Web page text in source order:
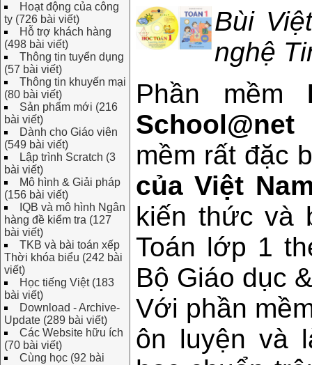
Hoạt động của công
ty (726 bài viết)
Hỗ trợ khách hàng
(498 bài viết)
Thông tin tuyển dụng
(57 bài viết)
Thông tin khuyến mại
(80 bài viết)
Sản phẩm mới (216
bài viết)
Dành cho Giáo viên
(549 bài viết)
Lập trình Scratch (3
bài viết)
Mô hình & Giải pháp
(156 bài viết)
IQB và mô hình Ngân
hàng đề kiểm tra (127
bài viết)
TKB và bài toán xếp
Thời khóa biểu (242 bài
viết)
Học tiếng Việt (183
bài viết)
Download - Archive-
Update (289 bài viết)
Các Website hữu ích
(70 bài viết)
Cùng học (92 bài
Bùi
nghệ
Phần mềm
School@net
mềm rất đặc
của Việt
kiến thức và
Toán lớp 1
Bộ Giáo dục
Với phần
ôn luyện và